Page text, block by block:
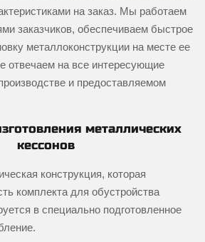
на заказ. Мы работаем
заказчиков, обеспечиваем быстрое
металлоконструкции на месте ее
отвечаем на все интересующие
и предоставляемом
металлических
кессонов
конструкция, которая
комплекта для обустройства
в специально подготовленное